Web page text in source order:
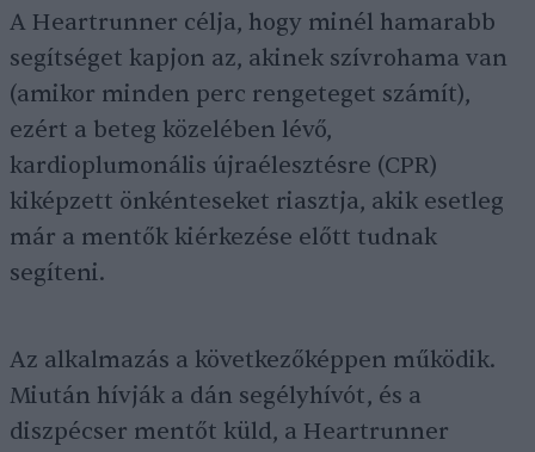
A Heartrunner célja, hogy minél hamarabb
segítséget kapjon az, akinek szívrohama van
(amikor minden perc rengeteget számít),
ezért a beteg közelében lévő,
kardioplumonális újraélesztésre (CPR)
kiképzett önkénteseket riasztja, akik esetleg
már a mentők kiérkezése előtt tudnak
segíteni.
Az alkalmazás a következőképpen működik.
Miután hívják a dán segélyhívót, és a
diszpécser mentőt küld, a Heartrunner